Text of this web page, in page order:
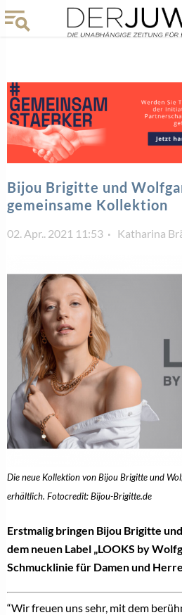
Bijou Brigitte und
gemeinsame Kollektion
02. Apr.. 2021 11:53 Katharina
Die neue Kollektion von Bijou Brigitte und
erhältlich. Fotocredit: Bijou-Brigitte.de
Erstmalig bringen Bijou Brigitte
dem neuen Label „LOOKS by
Schmucklinie für Damen und
“Wir freuen uns sehr, mit dem